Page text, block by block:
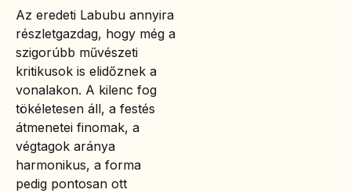
Az eredeti Labubu annyira
részletgazdag, hogy még a
szigorúbb művészeti
kritikusok is elidőznek a
vonalakon. A kilenc fog
tökéletesen áll, a festés
átmenetei finomak, a
végtagok aránya
harmonikus, a forma
pedig pontosan ott